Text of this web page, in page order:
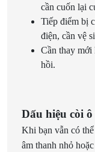
cần cuốn lại
Tiếp điểm bị
điện, cần vệ
Cần thay mới
hồi.
Dấu hiệu còi
Khi bạn vẫn có
âm thanh nhỏ